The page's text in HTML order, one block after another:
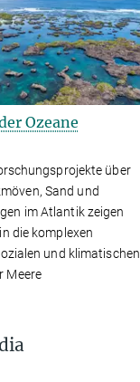
Ozeane
über
Sand und
im Atlantik zeigen
die komplexen
und klimatischen
Meere